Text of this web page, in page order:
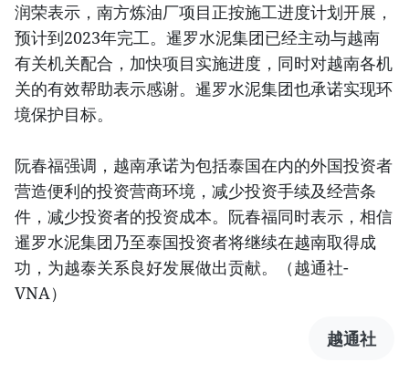
润荣表示，南方炼油厂项目正按施工进度计划开展，
预计到2023年完工。暹罗水泥集团已经主动与越南
有关机关配合，加快项目实施进度，同时对越南各机
关的有效帮助表示感谢。暹罗水泥集团也承诺实现环
境保护目标。
阮春福强调，越南承诺为包括泰国在内的外国投资者
营造便利的投资营商环境，减少投资手续及经营条
件，减少投资者的投资成本。阮春福同时表示，相信
暹罗水泥集团乃至泰国投资者将继续在越南取得成
功，为越泰关系良好发展做出贡献。（越通社-
VNA）
越通社